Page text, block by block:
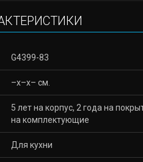
G4399-83
–x–x– см.
5 лет на корпус, 2 года на
на комплектующие
Для кухни